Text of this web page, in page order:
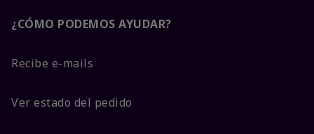
¿CÓMO PODEMOS AYUDAR?
Recibe e-mails
Ver estado del pedido